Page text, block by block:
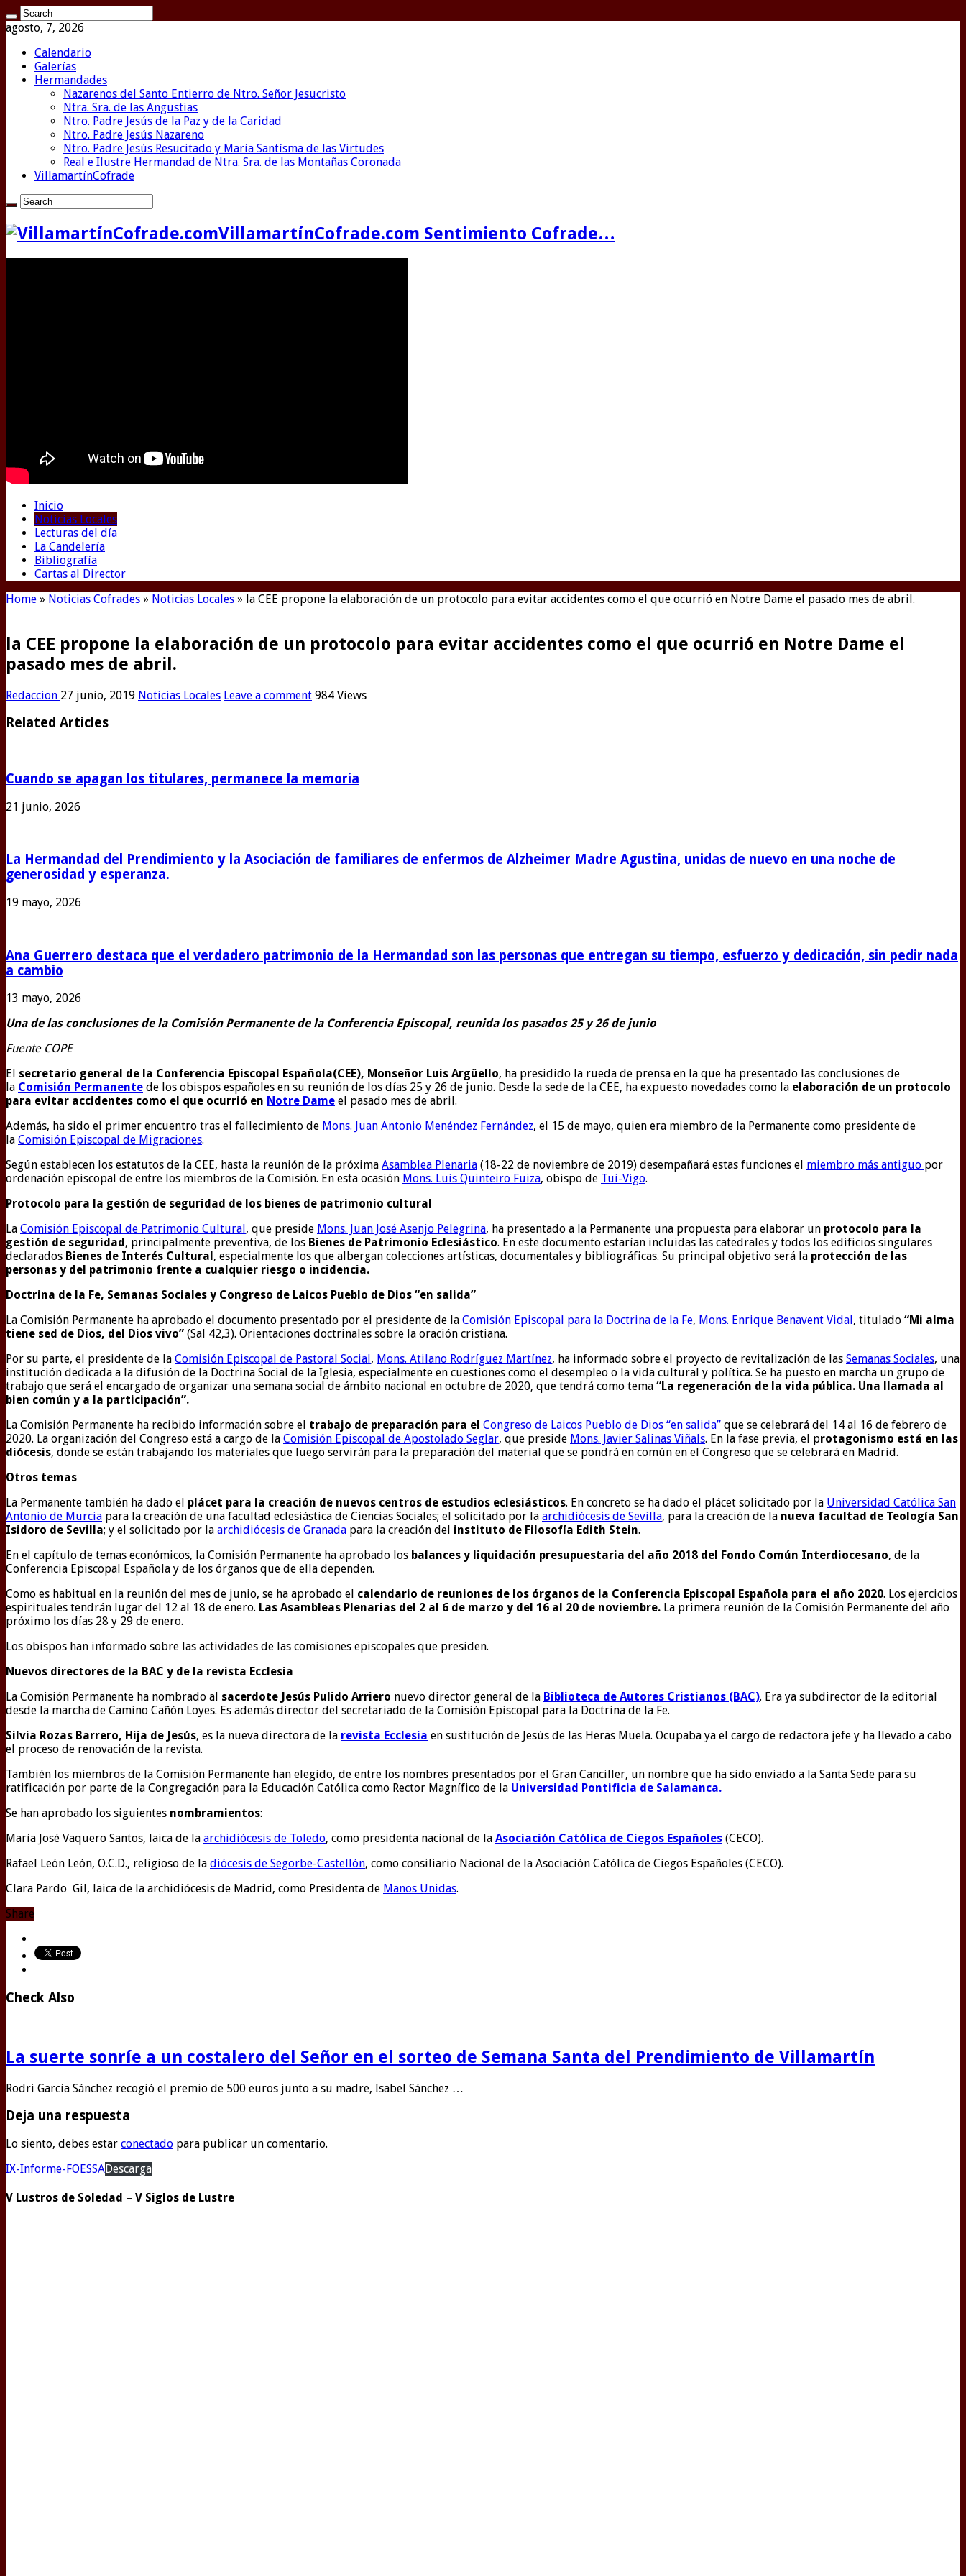
agosto, 7, 2026
Calendario
Galerías
Hermandades
Nazarenos del Santo Entierro de Ntro. Señor Jesucristo
Ntra. Sra. de las Angustias
Ntro. Padre Jesús de la Paz y de la Caridad
Ntro. Padre Jesús Nazareno
Ntro. Padre Jesús Resucitado y María Santísma de las Virtudes
Real e Ilustre Hermandad de Ntra. Sra. de las Montañas Coronada
VillamartínCofrade
VillamartínCofrade.com Sentimiento Cofrade…
Inicio
Noticias Locales
Lecturas del día
La Candelería
Bibliografía
Cartas al Director
Home » Noticias Cofrades » Noticias Locales » la CEE propone la elaboración de un protocolo para evitar accidentes como el que ocurrió en Notre Dame el pasado mes de abril.
la CEE propone la elaboración de un protocolo para evitar accidentes como el que ocurrió en Notre Dame el
pasado mes de abril.
Redaccion 27 junio, 2019 Noticias Locales Leave a comment 984 Views
Related Articles
Cuando se apagan los titulares, permanece la memoria
21 junio, 2026
La Hermandad del Prendimiento y la Asociación de familiares de enfermos de Alzheimer Madre Agustina, unidas de nuevo en una noche de
generosidad y esperanza.
19 mayo, 2026
Ana Guerrero destaca que el verdadero patrimonio de la Hermandad son las personas que entregan su tiempo, esfuerzo y dedicación, sin pedir nada
a cambio
13 mayo, 2026
Una de las conclusiones de la Comisión Permanente de la Conferencia Episcopal, reunida los pasados 25 y 26 de junio
Fuente COPE
El secretario general de la Conferencia Episcopal Española(CEE), Monseñor Luis Argüello, ha presidido la rueda de prensa en la que ha presentado las conclusiones de
la Comisión Permanente de los obispos españoles en su reunión de los días 25 y 26 de junio. Desde la sede de la CEE, ha expuesto novedades como la elaboración de un protocolo
para evitar accidentes como el que ocurrió en Notre Dame el pasado mes de abril.
Además, ha sido el primer encuentro tras el fallecimiento de Mons. Juan Antonio Menéndez Fernández, el 15 de mayo, quien era miembro de la Permanente como presidente de
la Comisión Episcopal de Migraciones.
Según establecen los estatutos de la CEE, hasta la reunión de la próxima Asamblea Plenaria (18-22 de noviembre de 2019) desempañará estas funciones el miembro más antiguo por
ordenación episcopal de entre los miembros de la Comisión. En esta ocasión Mons. Luis Quinteiro Fuiza, obispo de Tui-Vigo.
Protocolo para la gestión de seguridad de los bienes de patrimonio cultural
La Comisión Episcopal de Patrimonio Cultural , que preside Mons. Juan José Asenjo Pelegrina, ha presentado a la Permanente una propuesta para elaborar un protocolo para la
gestión de seguridad , principalmente preventiva, de los Bienes de Patrimonio Eclesiástico. En este documento estarían incluidas las catedrales y todos los edificios singulares
declarados Bienes de Interés Cultural , especialmente los que albergan colecciones artísticas, documentales y bibliográficas. Su principal objetivo será la protección de las
personas y del patrimonio frente a cualquier riesgo o incidencia.
Doctrina de la Fe, Semanas Sociales y Congreso de Laicos Pueblo de Dios “en salida”
La Comisión Permanente ha aprobado el documento presentado por el presidente de la Comisión Episcopal para la Doctrina de la Fe, Mons. Enrique Benavent Vidal , titulado “Mi alma
tiene sed de Dios, del Dios vivo” (Sal 42,3). Orientaciones doctrinales sobre la oración cristiana.
Por su parte, el presidente de la Comisión Episcopal de Pastoral Social , Mons. Atilano Rodríguez Martínez, ha informado sobre el proyecto de revitalización de las Semanas Sociales, una
institución dedicada a la difusión de la Doctrina Social de la Iglesia, especialmente en cuestiones como el desempleo o la vida cultural y política. Se ha puesto en marcha un grupo de
trabajo que será el encargado de organizar una semana social de ámbito nacional en octubre de 2020, que tendrá como tema “La regeneración de la vida pública. Una llamada al
bien común y a la participación”.
La Comisión Permanente ha recibido información sobre el trabajo de preparación para el Congreso de Laicos Pueblo de Dios “en salida” que se celebrará del 14 al 16 de febrero de
2020. La organización del Congreso está a cargo de la Comisión Episcopal de Apostolado Seglar, que preside Mons. Javier Salinas Viñals. En la fase previa, el protagonismo está en las
diócesis, donde se están trabajando los materiales que luego servirán para la preparación del material que se pondrá en común en el Congreso que se celebrará en Madrid.
Otros temas
La Permanente también ha dado el plácet para la creación de nuevos centros de estudios eclesiásticos. En concreto se ha dado el plácet solicitado por la Universidad Católica San
Antonio de Murcia para la creación de una facultad eclesiástica de Ciencias Sociales; el solicitado por la archidiócesis de Sevilla, para la creación de la nueva facultad de Teología San
Isidoro de Sevilla; y el solicitado por la archidiócesis de Granada para la creación del instituto de Filosofía Edith Stein.
En el capítulo de temas económicos, la Comisión Permanente ha aprobado los balances y liquidación presupuestaria del año 2018 del Fondo Común Interdiocesano, de la
Conferencia Episcopal Española y de los órganos que de ella dependen.
Como es habitual en la reunión del mes de junio, se ha aprobado el calendario de reuniones de los órganos de la Conferencia Episcopal Española para el año 2020. Los ejercicios
espirituales tendrán lugar del 12 al 18 de enero. Las Asambleas Plenarias del 2 al 6 de marzo y del 16 al 20 de noviembre. La primera reunión de la Comisión Permanente del año
próximo los días 28 y 29 de enero.
Los obispos han informado sobre las actividades de las comisiones episcopales que presiden.
Nuevos directores de la BAC y de la revista Ecclesia
La Comisión Permanente ha nombrado al sacerdote Jesús Pulido Arriero nuevo director general de la Biblioteca de Autores Cristianos (BAC). Era ya subdirector de la editorial
desde la marcha de Camino Cañón Loyes. Es además director del secretariado de la Comisión Episcopal para la Doctrina de la Fe.
Silvia Rozas Barrero, Hija de Jesús, es la nueva directora de la revista Ecclesia en sustitución de Jesús de las Heras Muela. Ocupaba ya el cargo de redactora jefe y ha llevado a cabo
el proceso de renovación de la revista.
También los miembros de la Comisión Permanente han elegido, de entre los nombres presentados por el Gran Canciller, un nombre que ha sido enviado a la Santa Sede para su
ratificación por parte de la Congregación para la Educación Católica como Rector Magnífico de la Universidad Pontificia de Salamanca.
Se han aprobado los siguientes nombramientos:
María José Vaquero Santos, laica de la archidiócesis de Toledo, como presidenta nacional de la Asociación Católica de Ciegos Españoles (CECO).
Rafael León León, O.C.D., religioso de la diócesis de Segorbe-Castellón, como consiliario Nacional de la Asociación Católica de Ciegos Españoles (CECO).
Clara Pardo Gil, laica de la archidiócesis de Madrid, como Presidenta de Manos Unidas.
Share
Check Also
La suerte sonríe a un costalero del Señor en el sorteo de Semana Santa del Prendimiento de Villamartín
Rodri García Sánchez recogió el premio de 500 euros junto a su madre, Isabel Sánchez …
Deja una respuesta
Lo siento, debes estar conectado para publicar un comentario.
IX-Informe-FOESSADescarga
V Lustros de Soledad – V Siglos de Lustre